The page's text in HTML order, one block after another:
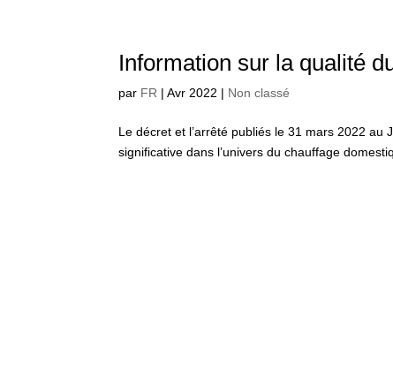
Information sur la qualité
par FR |Avr 2022 | Non classé
Le décret et l’arrêté publiés le 31 mars 2022
significative dans l’univers du chauffage